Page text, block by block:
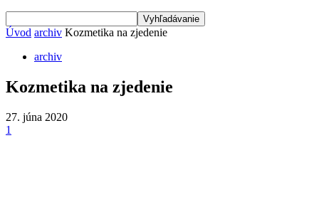
Úvod archiv Kozmetika na zjedenie
archiv
Kozmetika na zjedenie
27. júna 2020
1